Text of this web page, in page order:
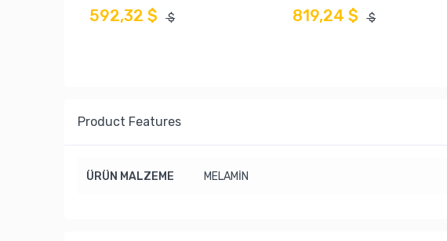
592,32 $ $ 819,24 $ $
Product Features
ÜRÜN MALZEME MELAMİN